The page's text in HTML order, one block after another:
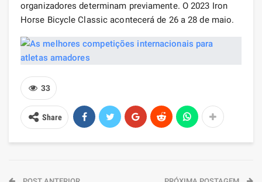
organizadores determinam previamente. O 2023 Iron
Horse Bicycle Classic acontecerá de 26 a 28 de maio.
33
Share